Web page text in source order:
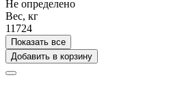
Не определено
Вес, кг
11724
Показать все
Добавить в корзину